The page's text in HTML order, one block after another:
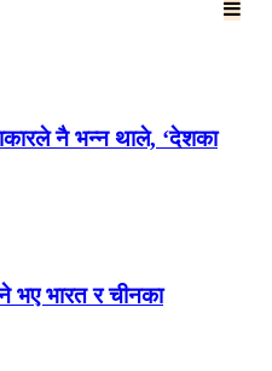
नै भन्न थाले, ‘देशका
भए भारत र चीनका